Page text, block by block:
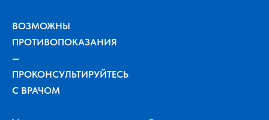
ВОЗМОЖНЫ
ПРОТИВОПОКАЗАНИЯ
—
ПРОКОНСУЛЬТИРУЙТЕСЬ
С ВРАЧОМ